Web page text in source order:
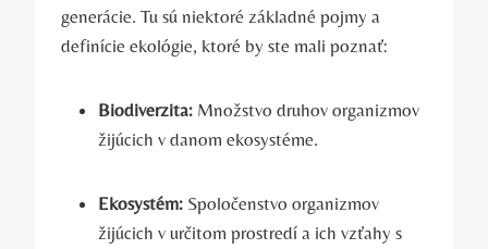
generácie. Tu sú niektoré⁢ základné pojmy a⁤
definície ekológie, ktoré​ by ste ⁢mali poznať:
Biodiverzita: Množstvo​ druhov organizmov
žijúcich v danom ⁤ekosystéme.
Ekosystém: Spoločenstvo organizmov
žijúcich v určitom prostredí a ich vzťahy s